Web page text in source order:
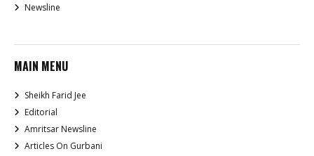
Newsline
MAIN MENU
Sheikh Farid Jee
Editorial
Amritsar Newsline
Articles On Gurbani